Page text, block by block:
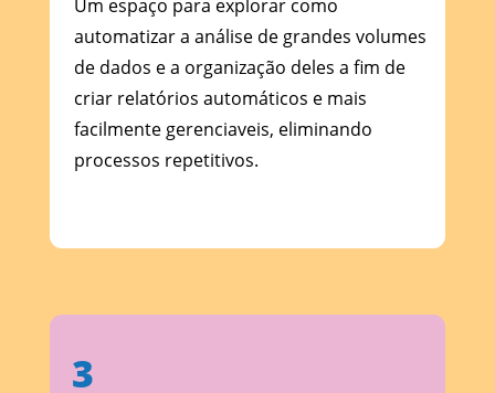
Um espaço para explorar como
automatizar a análise de grandes volumes
de dados e a organização deles a fim de
criar relatórios automáticos e mais
facilmente gerenciaveis, eliminando
processos repetitivos.
3